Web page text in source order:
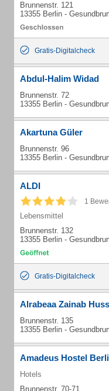
Brunnenstr. 121
13355 Berlin -
Gratis-Digitalcheck
Abdul-Halim Widad
Brunnenstr. 72
13355 Berlin -
Akartuna Güler
Brunnenstr. 96
13355 Berlin -
ALDI
1
Lebensmittel
Brunnenstr. 132
13355 Berlin -
Gratis-Digitalcheck
Alrabeaa Zainab
Brunnenstr. 135
13355 Berlin -
Amadeus Hostel
Hotels
Brunnenstr. 70-71